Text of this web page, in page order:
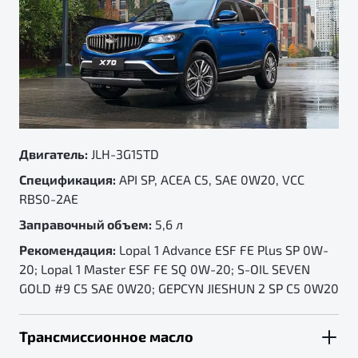
LEC-I, Lopal Антифриз C31 LEC-II
Заправочный объем:0,85 л
Рекомендация:LM20531 - ТОРМОЗНАЯ ЖИДКОСТЬ
GEELY DOT4
Двигатель: JLH-3G15TD
Спецификация: API SP, ACEA C5, SAE 0W20, VCC
RBS0-2AE
Заправочный объем: 5,6 л
Рекомендация: Lopal 1 Advance ESF FE Plus SP 0W-
20; Lopal 1 Master ESF FE SQ 0W-20; S-OIL SEVEN
GOLD #9 C5 SAE 0W20; GEPCYN JIESHUN 2 SP C5 0W20
Трансмиссионное масло